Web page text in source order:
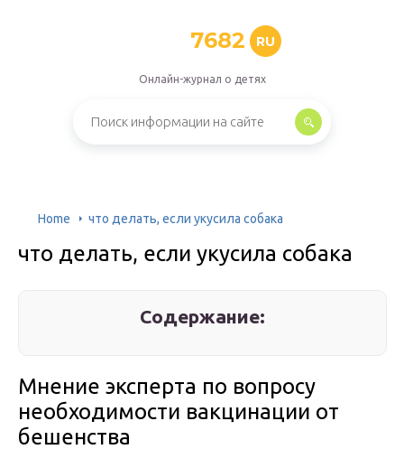
7682 RU
Онлайн-журнал о детях
Home ​​что делать, если укусила собака
​​что делать, если укусила собака
Содержание:
Мнение эксперта по вопросу
необходимости вакцинации от
бешенства